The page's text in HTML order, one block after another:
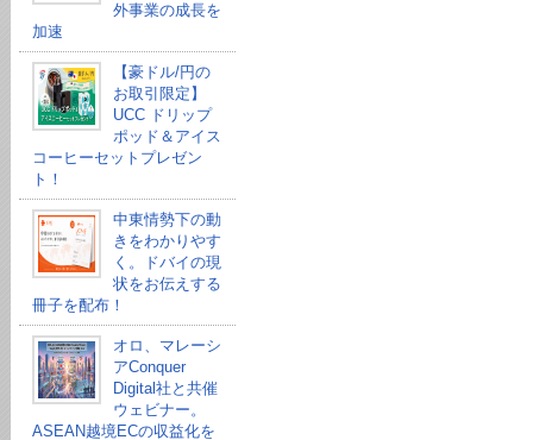
外事業の成長を
加速
【豪ドル/円の
お取引限定】
UCC ドリップ
ポッド＆アイス
コーヒーセットプレゼン
ト！
中東情勢下の動
きをわかりやす
く。ドバイの現
状をお伝えする
冊子を配布！
オロ、マレーシ
アConquer
Digital社と共催
ウェビナー。
ASEAN越境ECの収益化を